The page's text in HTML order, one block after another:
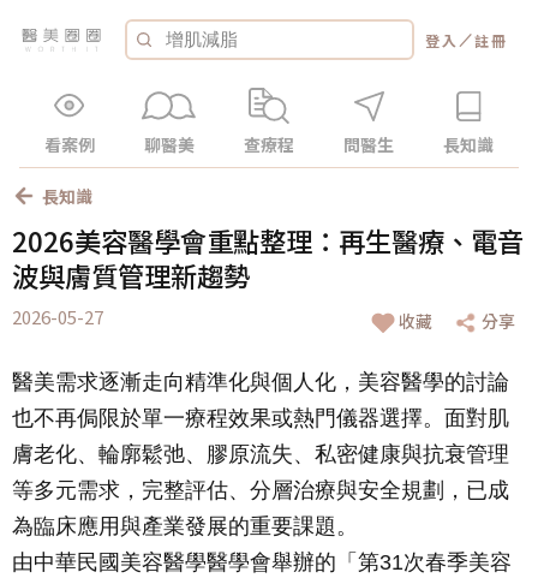
登入 ／註冊
看案例 聊醫美 查療程 問醫生 長知識
長知識
2026美容醫學會重點整理：再生醫療、電音
波與膚質管理新趨勢
2026-05-27 收藏 分享
醫美需求逐漸走向精準化與個人化，美容醫學的討論
也不再侷限於單一療程效果或熱門儀器選擇。面對肌
膚老化、輪廓鬆弛、膠原流失、私密健康與抗衰管理
等多元需求，完整評估、分層治療與安全規劃，已成
為臨床應用與產業發展的重要課題。
由中華民國美容醫學醫學會舉辦的「第31次春季美容